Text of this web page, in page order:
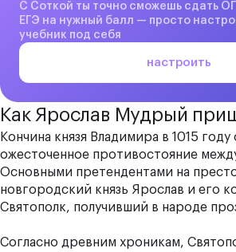
С Соткой ты точно сможешь сдать
ЕГЭ на нужный балл — просто
учебник под себя
настроить
Как Ярослав Мудрый
Кончина князя Владимира в 1015
ожесточенное противостояние
Основными претендентами на
новгородский князь Ярослав и его
Святополк, получивший в народе
Согласно древним хроникам,